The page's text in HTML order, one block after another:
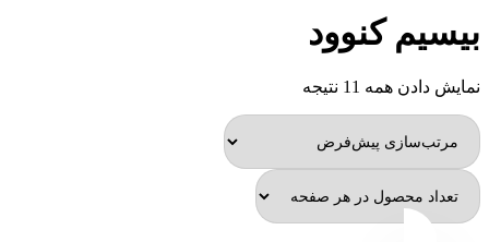
بیسیم کنوود
نمایش دادن همه 11 نتیجه